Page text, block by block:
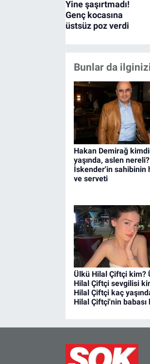
Bunlar da
Hakan Demirağ
yaşında, aslen
İskender'in sahibinin
ve serveti
Ülkü Hilal Çiftçi kim?
Hilal Çiftçi sevgilisi
Hilal Çiftçi kaç
Hilal Çiftçi'nin babası